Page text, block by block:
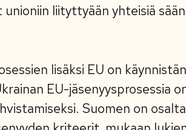
liityttyään yhteisiä
lisäksi EU on
EU-jäsenyysprosessia
Suomen on